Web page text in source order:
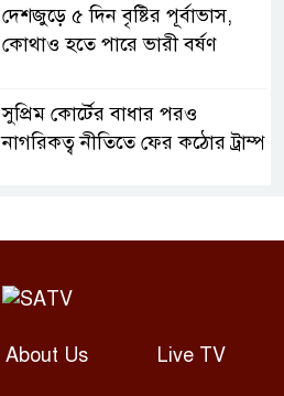
দেশজুড়ে ৫ দিন বৃষ্টির পূর্বাভাস,
কোথাও হতে পারে ভারী বর্ষণ
সুপ্রিম কোর্টের বাধার পরও
নাগরিকত্ব নীতিতে ফের কঠোর ট্রাম্প
বললেন যুদ্ধ ‘খুব শিগগিরই’ শেষ
তথ্যমন্ত্রী
About Us Live TV